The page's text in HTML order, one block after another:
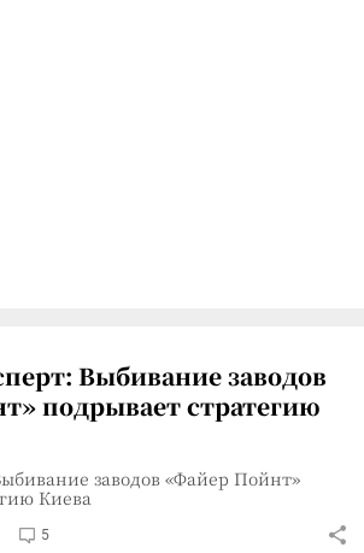
Выбивание заводов
подрывает стратегию
заводов «Файер Пойнт»
Киева
5